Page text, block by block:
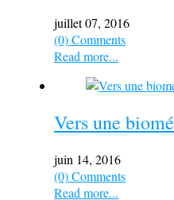
juillet 07, 2016
(0) Comments
Read more...
Vers une
juin 14, 2016
(0) Comments
Read more...